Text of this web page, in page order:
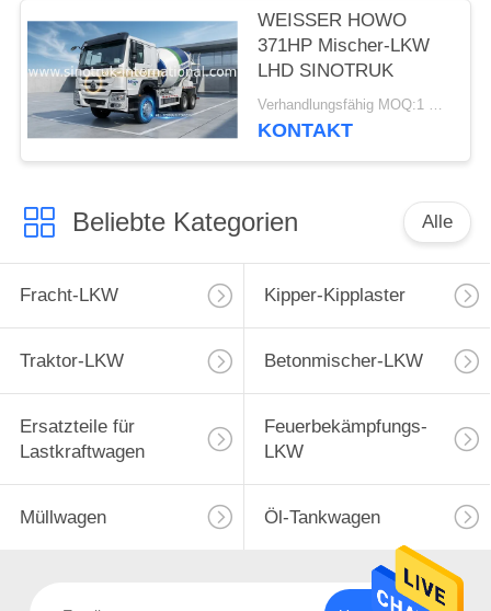
WEISSER HOWO
371HP Mischer-LKW
LHD SINOTRUK
Verhandlungsfähig MOQ:1 Einheit
KONTAKT
Beliebte Kategorien Alle
Fracht-LKW Kipper-Kipplaster
Traktor-LKW Betonmischer-LKW
Ersatzteile für
Lastkraftwagen
Feuerbekämpfungs-
LKW
Müllwagen Öl-Tankwagen